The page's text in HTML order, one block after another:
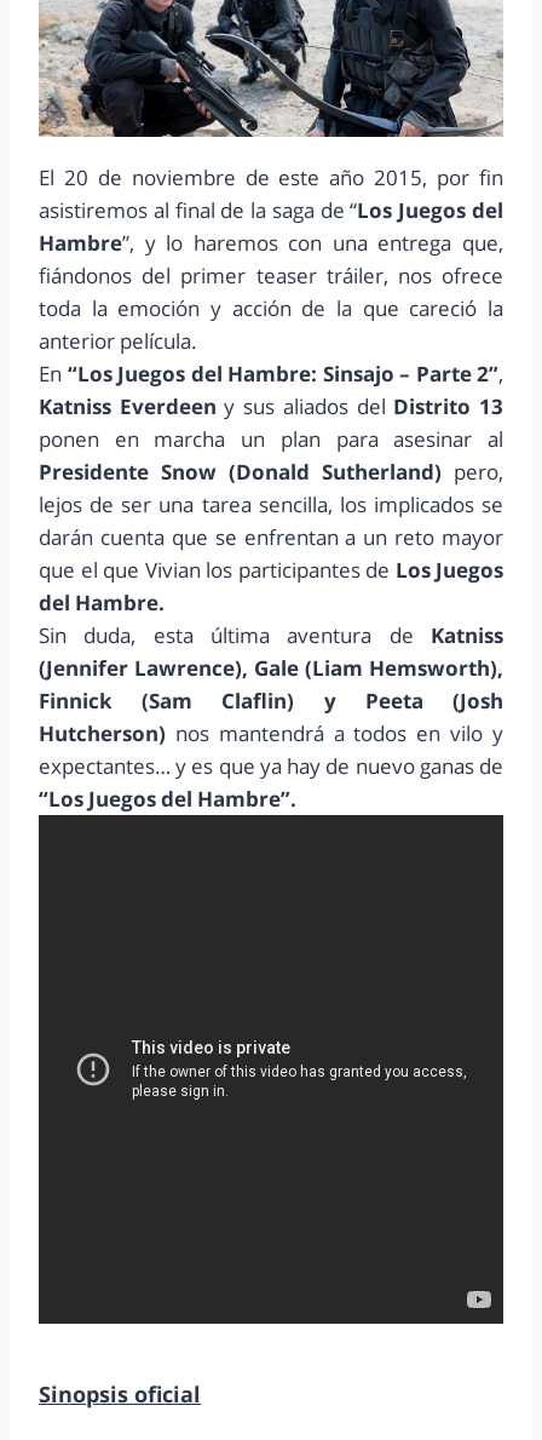
El 20 de noviembre de este año 2015, por fin
asistiremos al final de la saga de “Los Juegos del
Hambre”, y lo haremos con una entrega que,
fiándonos del primer teaser tráiler, nos ofrece
toda la emoción y acción de la que careció la
anterior película.
En “Los Juegos del Hambre: Sinsajo – Parte 2”,
Katniss Everdeen y sus aliados del Distrito 13
ponen en marcha un plan para asesinar al
Presidente Snow (Donald Sutherland) pero,
lejos de ser una tarea sencilla, los implicados se
darán cuenta que se enfrentan a un reto mayor
que el que Vivian los participantes de Los Juegos
del Hambre.
Sin duda, esta última aventura de Katniss
(Jennifer Lawrence), Gale (Liam Hemsworth),
Finnick (Sam Claflin) y Peeta (Josh
Hutcherson) nos mantendrá a todos en vilo y
expectantes… y es que ya hay de nuevo ganas de
“Los Juegos del Hambre”.
Sinopsis oficial